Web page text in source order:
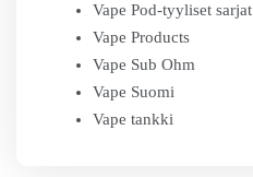
Vape Pod-tyyliset sarjat
Vape Products
Vape Sub Ohm
Vape Suomi
Vape tankki